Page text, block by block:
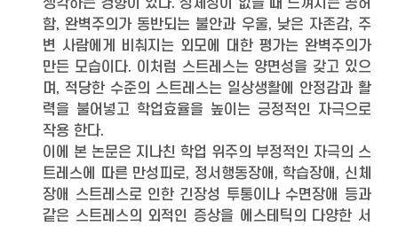
생각하는 경향이 있다. 정체성이 없을 때 느껴지는 공허
함, 완벽주의가 동반되는 불안과 우울, 낮은 자존감, 주
변 사람에게 비춰지는 외모에 대한 평가는 완벽주의가
만든 모습이다. 이처럼 스트레스는 양면성을 갖고 있으
며, 적당한 수준의 스트레스는 일상생활에 안정감과 활
력을 불어넣고 학업효율을 높이는 긍정적인 자극으로
작용 한다.
이에 본 논문은 지나친 학업 위주의 부정적인 자극의 스
트레스에 따른 만성피로, 정서행동장애, 학습장애, 신체
장애 스트레스로 인한 긴장성 투통이나 수면장애 등과
같은 스트레스의 외적인 증상을 에스테틱의 다양한 서